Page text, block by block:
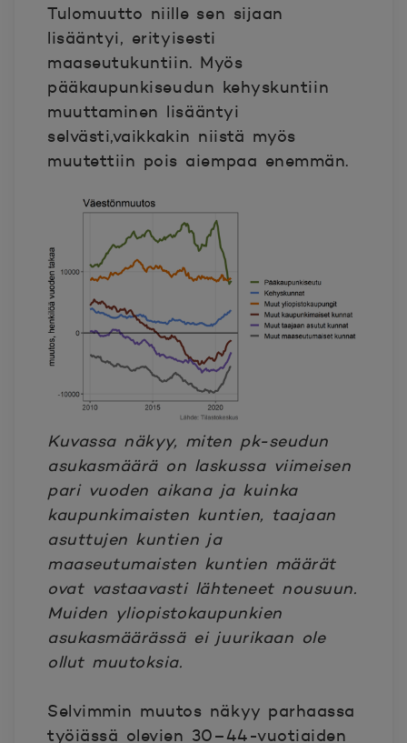
Tulomuutto niille sen sijaan
lisääntyi, erityisesti
maaseutukuntiin. Myös
pääkaupunkiseudun kehyskuntiin
muuttaminen lisääntyi
selvästi,vaikkakin niistä myös
muutettiin pois aiempaa enemmän.
Kuvassa näkyy, miten pk-seudun
asukasmäärä on laskussa viimeisen
pari vuoden aikana ja kuinka
kaupunkimaisten kuntien, taajaan
asuttujen kuntien ja
maaseutumaisten kuntien määrät
ovat vastaavasti lähteneet nousuun.
Muiden yliopistokaupunkien
asukasmäärässä ei juurikaan ole
ollut muutoksia.
Selvimmin muutos näkyy parhaassa
työiässä olevien 30–44-vuotiaiden